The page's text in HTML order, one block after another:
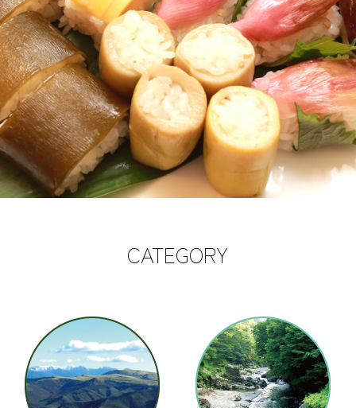
CATEGORY